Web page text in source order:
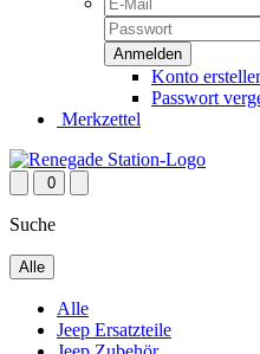
Konto
Passwort
Merkzettel
0
Suche
Alle
Alle
Jeep Ersatzteile